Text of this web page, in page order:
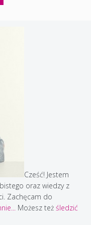
Cześć! Jestem
oraz wiedzy z
Zachęcam do
Możesz też śledzić